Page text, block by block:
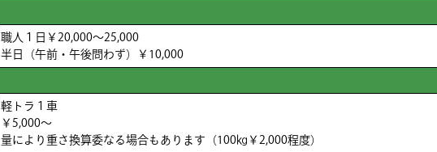
職人１日￥20,000～25,000
半日（午前・午後問わず）￥10,000
軽トラ１車
￥5,000～
量により重さ換算委なる場合もあります（100㎏￥2,000程度）